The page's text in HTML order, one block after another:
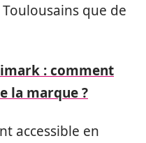
que de
: comment
la marque ?
accessible en